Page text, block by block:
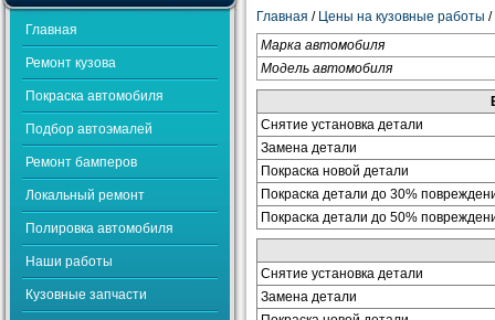
Главная
Ремонт кузова
Покраска автомобиля
Подбор автоэмалей
Ремонт бамперов
Локальный ремонт
Полировка автомобиля
Наши работы
Кузовные запчасти
Главная / Цены на кузовные работы /
Марка автомобиля
Модель автомобиля
Снятие установка детали
Замена детали
Покраска новой детали
Покраска детали до 30%
Покраска детали до 50%
Снятие установка детали
Замена детали